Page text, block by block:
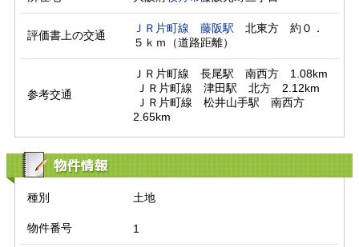
評価書上の交通
ＪＲ片町線 藤阪駅 北東方　約０．
５ｋｍ（道路距離）
参考交通
ＪＲ片町線　長尾駅　南西方　1.08km
2.65km
物件情報
種別 土地
物件番号 1